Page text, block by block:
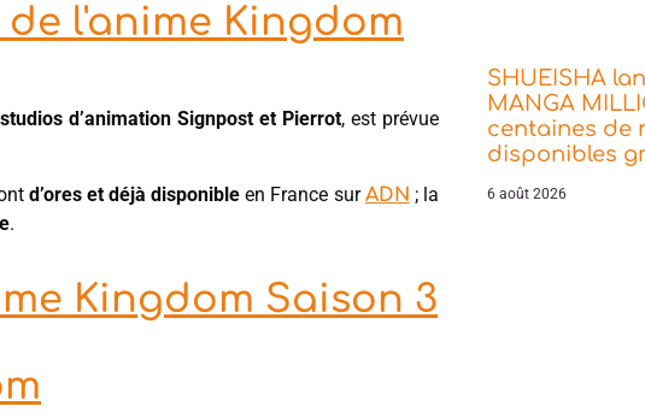
l'anime Kingdom
d’animation Signpost et Pierrot, est prévue
d’ores et déjà disponible en France surADN ; la
.
Kingdom Saison 3
SHUEISHA
MANGA
centaines de
disponibles
6 août 2026